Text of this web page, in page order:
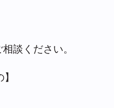
談ください。